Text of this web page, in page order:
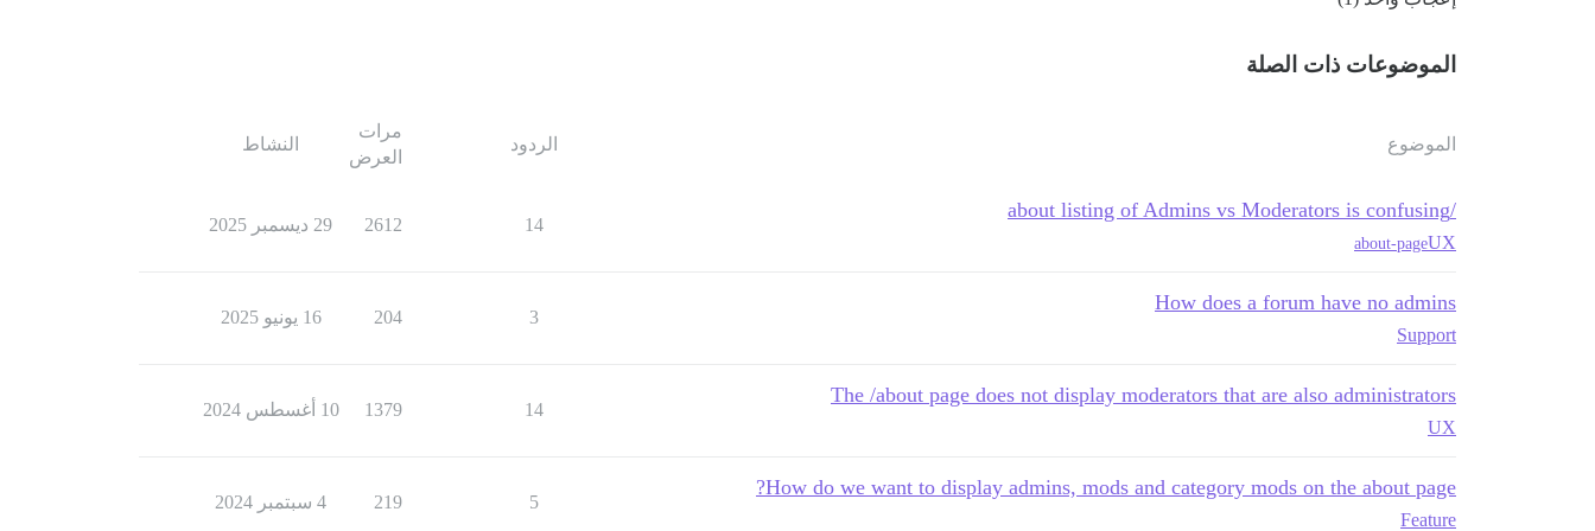
الموضوعات ذات الصلة
الموضوع الردود
مرات
العرض
النشاط
/about listing of Admins vs Moderators is confusing
UX
about-page
14
2612 29 ديسمبر 2025
How does a forum have no admins
Support
3
204 16 يونيو 2025
The /about page does not display moderators that are also administrators
UX
14
1379 10 أغسطس 2024
How do we want to display admins, mods and category mods on the about page?
Feature
5
219 4 سبتمبر 2024